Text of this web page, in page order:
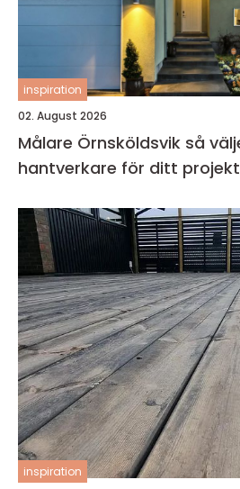
inspiration
02. August 2026
Målare Örnsköldsvik så väljer du rätt
hantverkare för ditt projekt
inspiration